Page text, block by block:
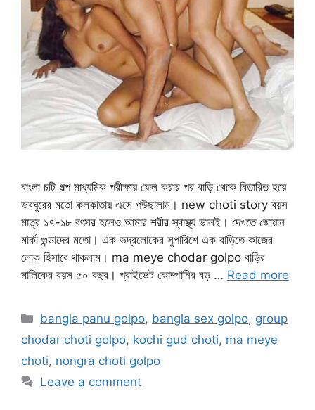
বাংলা চটি গল্প মাধ্যমিক পরীক্ষায় ফেল করার পর বাড়ি থেকে বিতারিত হয়ে
ভবঘুরের মতো কলকাতায় এসে পউছালাম। new choti story বয়স
মাত্র ১৭-১৮ বৎসর হলেও আমার শরীর স্বাস্থ্য ভালই। দেখতে জোয়ান
মার্কা গুন্ডাদের মতো। এক ভদ্রলোকের সুপারিশে এক বাড়িতে কাজের
লোক হিসাবে থাকলাম। ma meye chodar golpo বাড়ির
মালিকের বয়স ৫০ বছর। প্রাইভেট কোম্পানির বড় … Read more
Categories
bangla panu golpo, bangla sex golpo, group
chodar choti golpo, kochi gud choti, ma meye
choti, nongra choti golpo
Leave a comment